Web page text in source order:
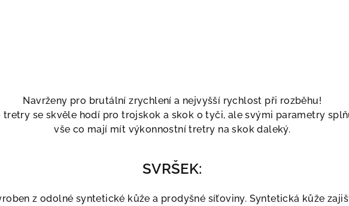
Navrženy pro brutální zrychlení a nejvyšší rychlost při rozběhu!
tretry se skvěle hodí pro trojskok a skok o tyči, ale svými parametry
vše co mají mít výkonnostní tretry na skok daleký.
SVRŠEK:
z odolné syntetické kůže a prodyšné síťoviny. Syntetická kůže